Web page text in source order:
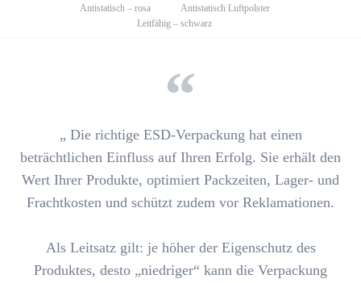
überspringen
Antistatisch – rosa
Antistatisch Luftpolster
Leitfähig – schwarz
„ Die richtige ESD-Verpackung hat einen
beträchtlichen Einfluss auf Ihren Erfolg. Sie erhält den
Wert Ihrer Produkte, optimiert Packzeiten, Lager- und
Frachtkosten und schützt zudem vor Reklamationen.
Als Leitsatz gilt: je höher der Eigenschutz des
Produktes, desto „niedriger“ kann die Verpackung